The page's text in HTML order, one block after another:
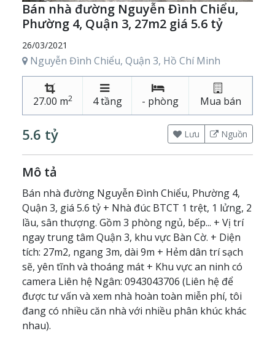
Bán nhà đường Nguyễn Đình Chiểu,
Phường 4, Quận 3, 27m2 giá 5.6 tỷ
26/03/2021
Nguyễn Đình Chiểu, Quận 3, Hồ Chí Minh
27.00 m2 4 tầng - phòng Mua bán
5.6 tỷ Lưu Nguồn
Mô tả
Bán nhà đường Nguyễn Đình Chiểu, Phường 4,
Quận 3, giá 5.6 tỷ + Nhà đúc BTCT 1 trệt, 1 lửng, 2
lầu, sân thượng. Gồm 3 phòng ngủ, bếp... + Vị trí
ngay trung tâm Quận 3, khu vực Bàn Cờ. + Diện
tích: 27m2, ngang 3m, dài 9m + Hẻm dân trí sạch
sẽ, yên tĩnh và thoáng mát + Khu vực an ninh có
camera Liên hệ Ngân: 0943043706 (Liên hệ để
được tư vấn và xem nhà hoàn toàn miễn phí, tôi
đang có nhiều căn nhà với nhiều phân khúc khác
nhau).